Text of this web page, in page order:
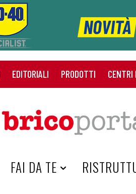
EDITORIALI PRODOTTI CENTRI
HOME
FAI DA TE